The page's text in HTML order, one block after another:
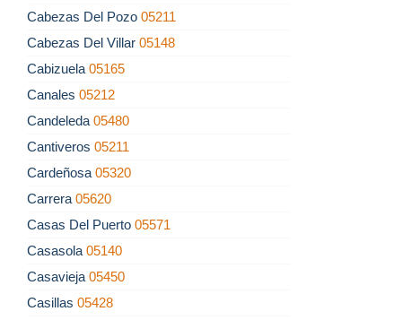
Cabezas Del Pozo 05211
Cabezas Del Villar 05148
Cabizuela 05165
Canales 05212
Candeleda 05480
Cantiveros 05211
Cardeñosa 05320
Carrera 05620
Casas Del Puerto 05571
Casasola 05140
Casavieja 05450
Casillas 05428